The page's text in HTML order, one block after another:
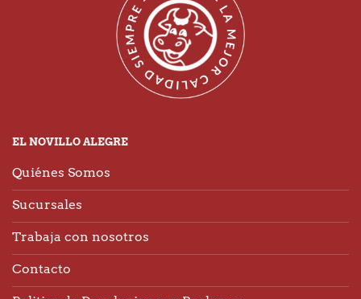
EL NOVILLO ALEGRE
Quiénes Somos
Sucursales
Trabaja con nosotros
Contacto